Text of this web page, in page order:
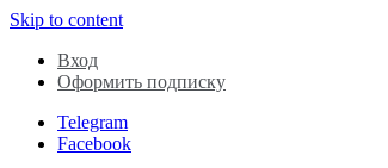
Skip to content
Вход
Оформить подписку
Telegram
Facebook